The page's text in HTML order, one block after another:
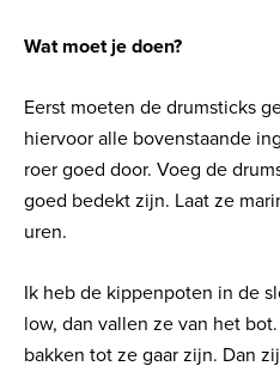
Wat moet je doen?
Eerst moeten de drumsticks
hiervoor alle bovenstaande
roer goed door. Voeg de
goed bedekt zijn. Laat ze
uren.
Ik heb de kippenpoten in de
low, dan vallen ze van het
bakken tot ze gaar zijn. Dan